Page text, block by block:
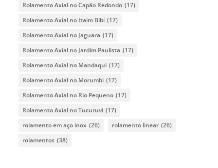
Rolamento Axial no Capão Redondo (17)
Rolamento Axial no Itaim Bibi (17)
Rolamento Axial no Jaguara (17)
Rolamento Axial no Jardim Paulista (17)
Rolamento Axial no Mandaqui (17)
Rolamento Axial no Morumbi (17)
Rolamento Axial no Rio Pequeno (17)
Rolamento Axial no Tucuruvi (17)
rolamento em aço inox (26) rolamento linear (26)
rolamentos (38)